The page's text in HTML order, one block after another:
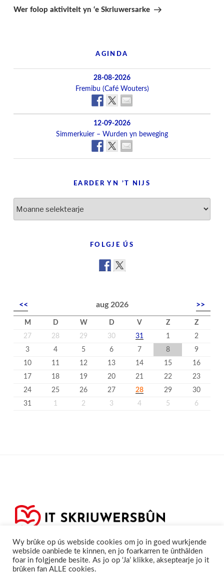
berjocht
Wer folop aktiviteit yn ‘e Skriuwersarke
AGINDA
28-08-2026
Fremibu (Café Wouters)
12-09-2026
Simmerkuier – Wurden yn beweging
EARDER YN ’T NIJS
yn
FOLGJE ÚS
<< aug 2026 >>
M D W D V Z
Z
27
28 29 30 31 1
2
3
4 5 6 7 8
9
10
11 12 13 14 15
16
17
18 19 20 21 22
23
24
25 26 27 28 29
30
31
1 2 3 4 5 6
Wy brûke op ús webside cookies om jo in goed wurkjende
webside oanbiede te kinnen, en jo foarkarren te ûnthâlden
foar in folgjende besite. As jo op ‘Ja’ klikke, akseptearje jo it
brûken fan ALLE cookies.